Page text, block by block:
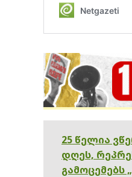
25 წელია
დღეს,
გამოცემებს